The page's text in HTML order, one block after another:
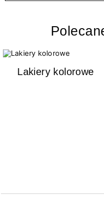
Lakiery kolorowe